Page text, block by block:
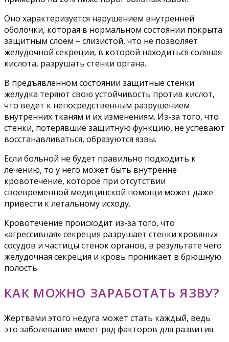
Оно характеризуется нарушением внутренней
оболочки, которая в нормальном состоянии покрыта
защитным слоем – слизистой, что не позволяет
желудочной секреции, в которой находиться соляная
кислота, разрушать стенки органа.
В предъявленном состоянии защитные стенки
желудка теряют свою устойчивость против кислот,
что ведет к непосредственным разрушением
внутренних тканям и их изменениям. Из-за того, что
стенки, потерявшие защитную функцию, не успевают
восстанавливаться, образуются язвы.
Если больной не будет правильно подходить к
лечению, то у него может быть внутренне
кровотечение, которое при отсутствии
своевременной медицинской помощи может даже
привести к летальному исходу.
Кровотечение происходит из-за того, что
«агрессивная» секреция разрушает стенки кровяных
сосудов и частицы стенок органов, в результате чего
желудочная секреция и кровь проникает в брюшную
полость.
КАК МОЖНО ЗАРАБОТАТЬ ЯЗВУ?
Жертвами этого недуга может стать каждый, ведь
это заболевание имеет ряд факторов для развития.